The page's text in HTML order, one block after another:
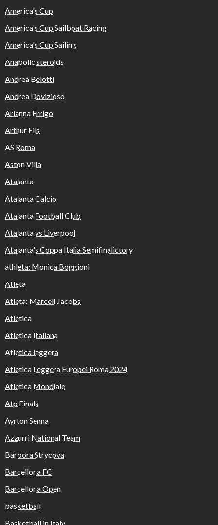
America's Cup
America's Cup Sailboat Racing
America's Cup Sailing
Anabolic steroids
Andrea Belotti
Andrea Dovizioso
Arianna Errigo
Arthur Fils
AS Roma
Aston Villa
Atalanta
Atalanta Calcio
Atalanta Football Club
Atalanta vs Liverpool
Atalanta's Coppa Italia Semifinalictory
athleta: Monica Boggioni
Atleta
Atleta: Marcell Jacobs
Atletica
Atletica Italiana
Atletica leggera
Atletica Leggera Europei Roma 2024
Atletica Mondiale
Atp Finals
Ayrton Senna
Azzurri National Team
Barbora Strycova
Barcellona FC
Barcellona Open
basketball
Basketball in Italy